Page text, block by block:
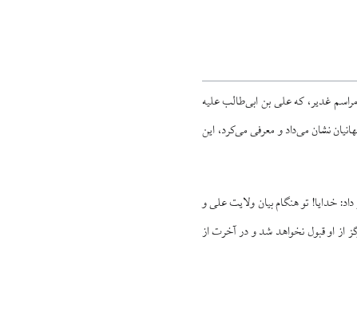
مراسم غدیر، که علی بن ابی‌طالب علیه
نشان می‌داد و معرفی می‌کرد، این
خدایا! تو هنگام بیان ولایت علی و
از او قبول نخواهد شد و در آخرت از